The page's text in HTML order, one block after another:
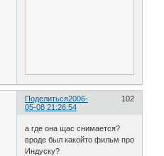
Поделиться 102
2006-
05-08 21:26:54
а где она щас снимается?
вроде был какойто фильм про
Индуску?